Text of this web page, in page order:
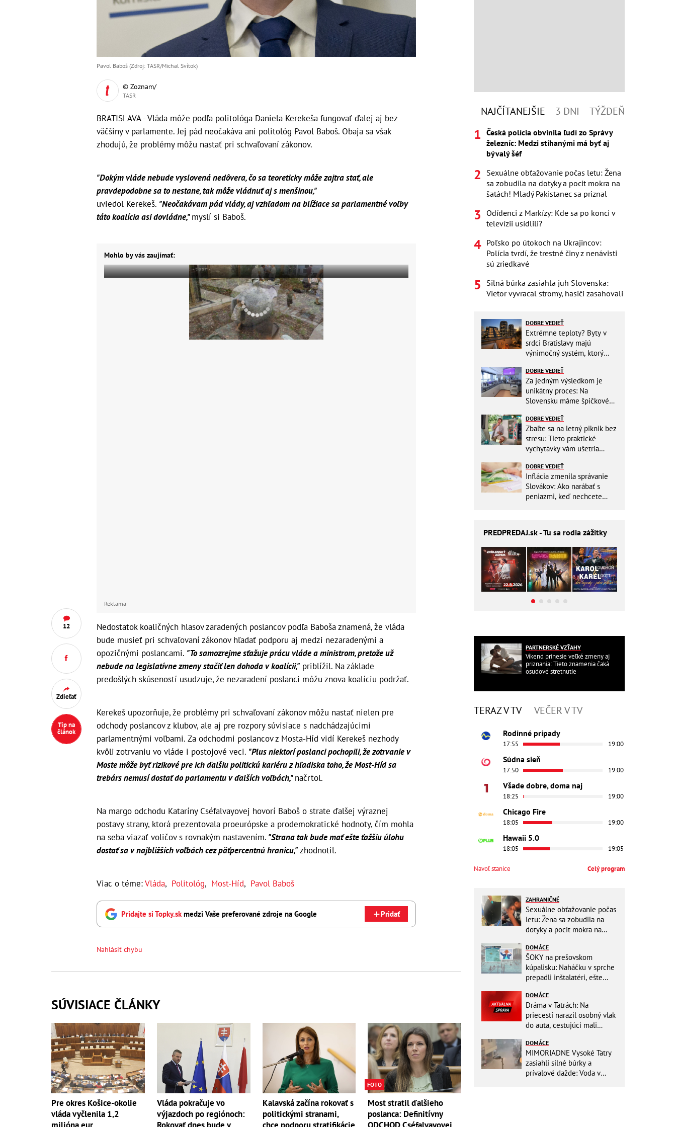
12
Zdieľať
Tip na
článok
Pavol Baboš (Zdroj: TASR/Michal Svítok)
© Zoznam/
TASR
BRATISLAVA - Vláda môže podľa politológa Daniela Kerekeša fungovať ďalej aj bez
väčšiny v parlamente. Jej pád neočakáva ani politológ Pavol Baboš. Obaja sa však
zhodujú, že problémy môžu nastať pri schvaľovaní zákonov.
"Dokým vláde nebude vyslovená nedôvera, čo sa teoreticky môže zajtra stať, ale
pravdepodobne sa to nestane, tak môže vládnuť aj s menšinou,"
uviedol Kerekeš. "Neočakávam pád vlády, aj vzhľadom na blížiace sa parlamentné voľby
táto koalícia asi dovládne,"myslí si Baboš.
Mohlo by vás zaujímať:
Reklama
Nedostatok koaličných hlasov zaradených poslancov podľa Baboša znamená, že vláda
bude musieť pri schvaľovaní zákonov hľadať podporu aj medzi nezaradenými a
opozičnými poslancami. "To samozrejme sťažuje prácu vláde a ministrom, pretože už
nebude na legislatívne zmeny stačiť len dohoda v koalícii," priblížil. Na základe
predošlých skúseností usudzuje, že nezaradení poslanci môžu znova koalíciu podržať.
Kerekeš upozorňuje, že problémy pri schvaľovaní zákonov môžu nastať nielen pre
odchody poslancov z klubov, ale aj pre rozpory súvisiace s nadchádzajúcimi
parlamentnými voľbami. Za odchodmi poslancov z Mosta-Híd vidí Kerekeš nezhody
kvôli zotrvaniu vo vláde i postojové veci. "Plus niektorí poslanci pochopili, že zotrvanie v
Moste môže byť rizikové pre ich ďalšiu politickú kariéru z hľadiska toho, že Most-Híd sa
trebárs nemusí dostať do parlamentu v ďalších voľbách,"načrtol.
Na margo odchodu Kataríny Cséfalvayovej hovorí Baboš o strate ďalšej výraznej
postavy strany, ktorá prezentovala proeurópske a prodemokratické hodnoty, čím mohla
na seba viazať voličov s rovnakým nastavením. "Strana tak bude mať ešte ťažšiu úlohu
dostať sa v najbližších voľbách cez päťpercentnú hranicu,"zhodnotil.
Viac o téme:Vláda, Politológ, Most-Híd, Pavol Baboš
Pridajte si Topky.sk medzi Vaše preferované zdroje na Google Pridať
Nahlásiť chybu
SÚVISIACE ČLÁNKY
Pre okres Košice-okolie
vláda vyčlenila 1,2
milióna eur
Vláda pokračuje vo
výjazdoch po regiónoch:
Rokovať dnes bude v
Kalavská začína rokovať s
politickými stranami,
chce podporu stratifikácie
FOTO
Most stratil ďalšieho
poslanca: Definitívny
ODCHOD Cséfalvayovej,
NAJČÍTANEJŠIE 3 DNI TÝŽDEŇ
Česká polícia obvinila ľudí zo Správy
železníc: Medzi stíhanými má byť aj
bývalý šéf
Sexuálne obťažovanie počas letu: Žena
sa zobudila na dotyky a pocit mokra na
šatách! Mladý Pakistanec sa priznal
Odídenci z Markízy: Kde sa po konci v
televízii usídlili?
Poľsko po útokoch na Ukrajincov:
Polícia tvrdí, že trestné činy z nenávisti
sú zriedkavé
Silná búrka zasiahla juh Slovenska:
Vietor vyvracal stromy, hasiči zasahovali
DOBRE VEDIEŤ
Extrémne teploty? Byty v
srdci Bratislavy majú
výnimočný systém, ktorý
DOBRE VEDIEŤ
Za jedným výsledkom je
unikátny proces: Na
Slovensku máme špičkové
DOBRE VEDIEŤ
Zbaľte sa na letný piknik bez
stresu: Tieto praktické
vychytávky vám ušetria
DOBRE VEDIEŤ
Inflácia zmenila správanie
Slovákov: Ako narábať s
peniazmi, keď nechcete
PREDPREDAJ.sk - Tu sa rodia zážitky
PARTNERSKÉ VZŤAHY
Víkend prinesie veľké zmeny aj
priznania: Tieto znamenia čaká
osudové stretnutie
TERAZ V TV VEČER V TV
Rodinné prípady
17:55 19:00
Súdna sieň
17:50 19:00
Všade dobre, doma naj
18:25 19:00
Chicago Fire
18:05 19:00
Hawaii 5.0
18:05 19:05
Navoľ stanice Celý program
ZAHRANIČNÉ
Sexuálne obťažovanie počas
letu: Žena sa zobudila na
dotyky a pocit mokra na
priznal
DOMÁCE
ŠOKY na prešovskom
kúpalisku: Naháčku v sprche
prepadli inštalatéri, ešte
BAZÉNE
DOMÁCE
Dráma v Tatrách: Na
priecestí narazil osobný vlak
do auta, cestujúci mali
DOMÁCE
MIMORIADNE Vysoké Tatry
zasiahli silné búrky a
prívalové dažde: Voda v